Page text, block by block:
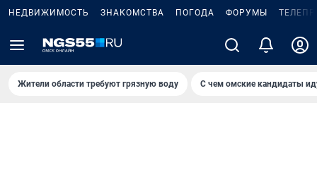
НЕДВИЖИМОСТЬ ЗНАКОМСТВА ПОГОДА ФОРУМЫ
Жители области требуют грязную воду С чем омские кандидаты